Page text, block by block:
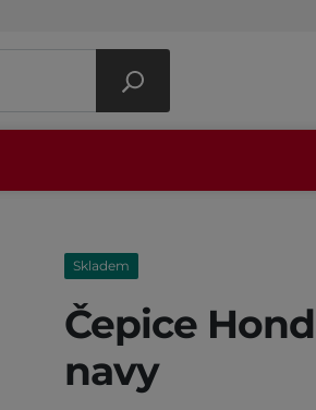
Skladem
Čepice
navy